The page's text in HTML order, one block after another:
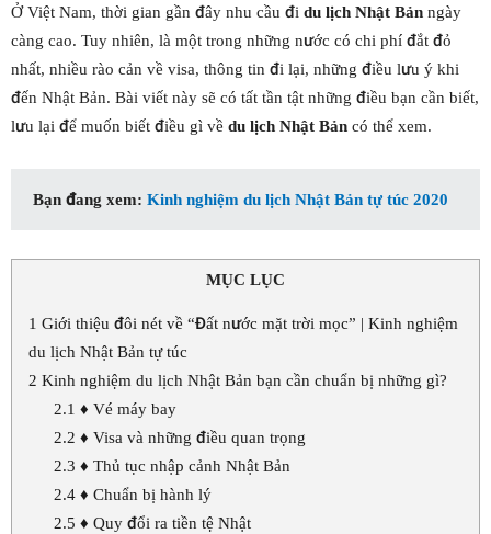
Ở Việt Nam, thời gian gần đây nhu cầu đi du lịch Nhật Bản ngày
càng cao. Tuy nhiên, là một trong những nước có chi phí đắt đỏ
nhất, nhiều rào cản về visa, thông tin đi lại, những điều lưu ý khi
đến Nhật Bản. Bài viết này sẽ có tất tần tật những điều bạn cần biết,
lưu lại để muốn biết điều gì về du lịch Nhật Bản có thể xem.
Bạn đang xem: Kinh nghiệm du lịch Nhật Bản tự túc 2020
MỤC LỤC
1 Giới thiệu đôi nét về “Đất nước mặt trời mọc” | Kinh nghiệm
du lịch Nhật Bản tự túc
2 Kinh nghiệm du lịch Nhật Bản bạn cần chuẩn bị những gì?
2.1 ♦ Vé máy bay
2.2 ♦ Visa và những điều quan trọng
2.3 ♦ Thủ tục nhập cảnh Nhật Bản
2.4♦ Chuẩn bị hành lý
2.5 ♦ Quy đổi ra tiền tệ Nhật